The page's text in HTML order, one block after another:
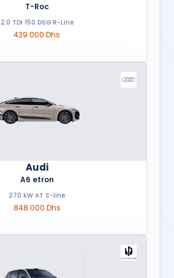
T-Roc
2.0 TDI 150 DSG R-Line
439 000 Dhs
Audi
A6 etron
270 kW AT S-line
848 000 Dhs